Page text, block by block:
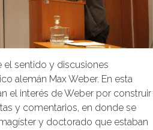
el sentido y discusiones
alemán Max Weber. En esta
el interés de Weber por construir
y comentarios, en donde se
y doctorado que estaban